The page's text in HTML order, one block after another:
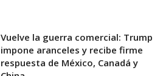
Vuelve la guerra comercial: Trump
impone aranceles y recibe firme
respuesta de México, Canadá y